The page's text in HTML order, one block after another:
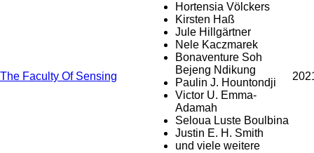
The Faculty Of Sensing
Hortensia Völckers
Kirsten Haß
Jule Hillgärtner
Nele Kaczmarek
Bonaventure Soh
Bejeng Ndikung
Paulin J. Hountondji
Victor U. Emma-
Adamah
Seloua Luste Boulbina
Justin E. H. Smith
und viele weitere